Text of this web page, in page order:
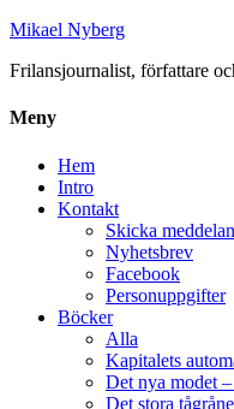
Mikael Nyberg
Frilansjournalist, författare
Meny
Hem
Intro
Kontakt
Skicka
Nyhetsbrev
Facebook
Personuppgifter
Böcker
Alla
Kapitalets
Det nya modet
Det stora